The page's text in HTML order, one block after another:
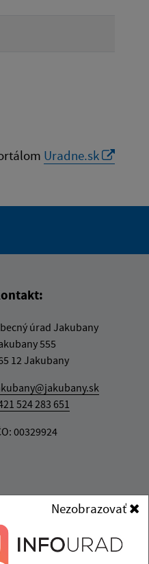
Nezobrazovať
Uradne.sk
úrad Jakubany
555
12 Jakubany
524 283 651
00329924